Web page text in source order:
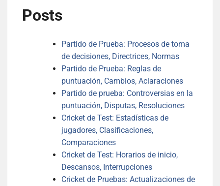
Posts
Partido de Prueba: Procesos de toma
de decisiones, Directrices, Normas
Partido de Prueba: Reglas de
puntuación, Cambios, Aclaraciones
Partido de prueba: Controversias en la
puntuación, Disputas, Resoluciones
Cricket de Test: Estadísticas de
jugadores, Clasificaciones,
Comparaciones
Cricket de Test: Horarios de inicio,
Descansos, Interrupciones
Cricket de Pruebas: Actualizaciones de